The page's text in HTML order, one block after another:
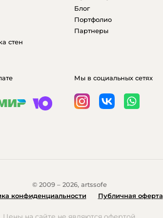
стен
Блог
Портфолио
Партнеры
Мы в социальных сетях
© 2009 – 2026, artssofe
конфиденциальности
Публичная оферта